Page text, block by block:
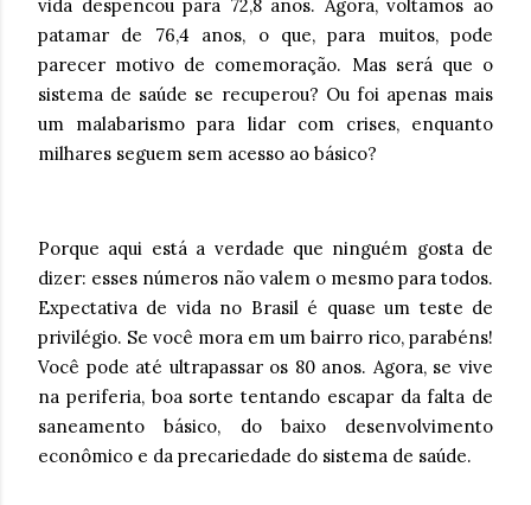
vida despencou para 72,8 anos. Agora, voltamos ao
patamar de 76,4 anos, o que, para muitos, pode
parecer motivo de comemoração. Mas será que o
sistema de saúde se recuperou? Ou foi apenas mais
um malabarismo para lidar com crises, enquanto
milhares seguem sem acesso ao básico?
Porque aqui está a verdade que ninguém gosta de
dizer: esses números não valem o mesmo para todos.
Expectativa de vida no Brasil é quase um teste de
privilégio. Se você mora em um bairro rico, parabéns!
Você pode até ultrapassar os 80 anos. Agora, se vive
na periferia, boa sorte tentando escapar da falta de
saneamento básico, do baixo desenvolvimento
econômico e da precariedade do sistema de saúde.